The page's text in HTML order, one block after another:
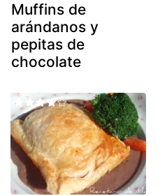
Muffins de
arándanos y
pepitas de
chocolate